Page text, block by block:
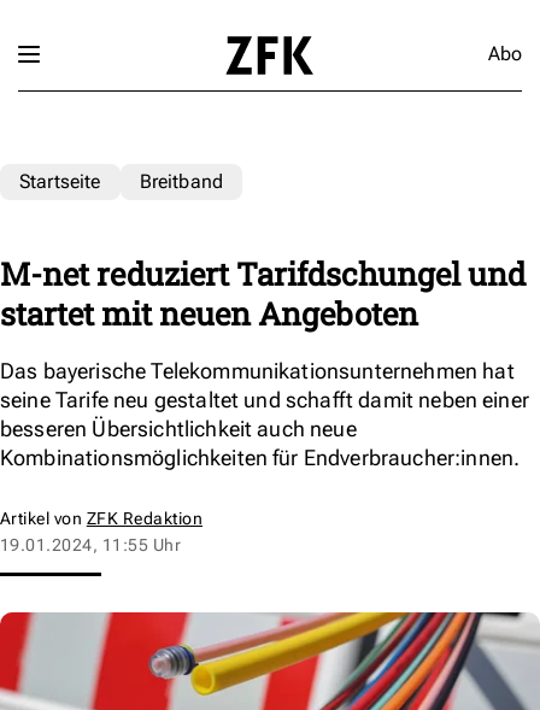
Abo
Startseite Breitband
M-net reduziert Tarifdschungel und
startet mit neuen Angeboten
Das bayerische Telekommunikationsunternehmen hat
seine Tarife neu gestaltet und schafft damit neben einer
besseren Übersichtlichkeit auch neue
Kombinationsmöglichkeiten für Endverbraucher:innen.
Artikel von ZFK Redaktion
19.01.2024, 11:55 Uhr